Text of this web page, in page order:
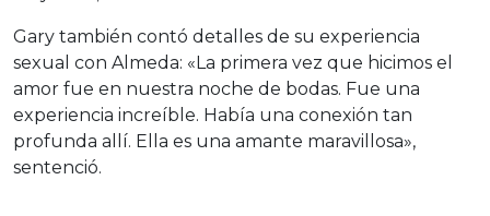
Gary también contó detalles de su experiencia
sexual con Almeda: «La primera vez que hicimos el
amor fue en nuestra noche de bodas. Fue una
experiencia increíble. Había una conexión tan
profunda allí. Ella es una amante maravillosa»,
sentenció.